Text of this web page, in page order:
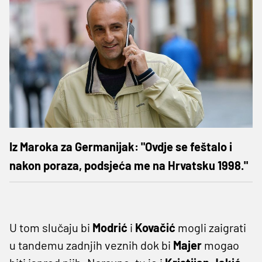
Iz Maroka za Germanijak: "Ovdje se feštalo i
nakon poraza, podsjeća me na Hrvatsku 1998."
U tom slučaju bi Modrić i Kovačić mogli zaigrati
u tandemu zadnjih veznih dok bi Majer mogao